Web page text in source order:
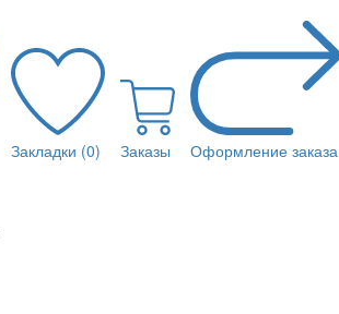
Закладки (0) Заказы
Оформление заказа